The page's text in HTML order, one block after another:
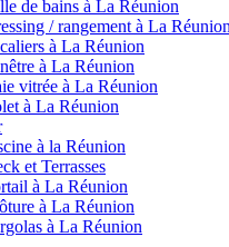
de bains à La Réunion
/ rangement à La Réunion
à La Réunion
à La Réunion
vitrée à La Réunion
à La Réunion
à la Réunion
et Terrasses
à La Réunion
à La Réunion
à La Réunion